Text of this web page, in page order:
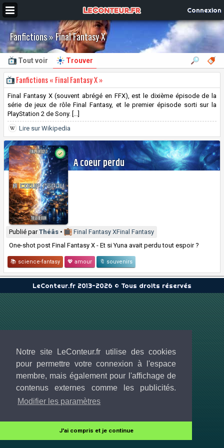
Notre site LeConteur.fr utilise des cookies
pour permettre votre connexion à l'espace
membre, mais également pour l'affichage de
contenus externes comme les publicités.
Modifier les paramètres
J'ai compris et je continue
Connexion
Fanfictions » Final Fantasy X
Tout voir Trouver
Fanfictions « Final Fantasy X »
Final Fantasy X (souvent abrégé en FFX), est le dixième épisode de la
série de jeux de rôle Final Fantasy, et le premier épisode sorti sur la
PlayStation 2 de Sony. [...]
Lire sur Wikipedia
A coeur perdu
Publié parThéâs • Final Fantasy XFinal Fantasy
One-shot post Final Fantasy X - Et si Yuna avait perdu tout espoir ?
📚 science-fantasy 💖 amour 🔖 souvenirs
LeConteur.fr 2013-2026 © Tous droits réservés